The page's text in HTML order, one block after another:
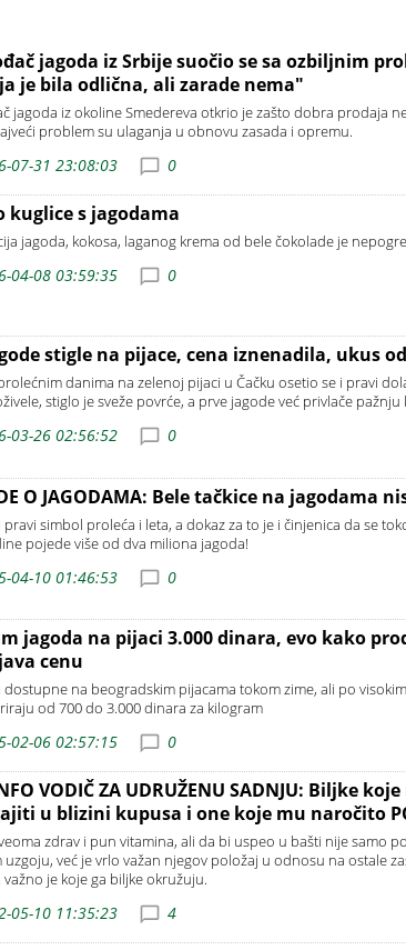
jagoda iz Srbije suočio se sa ozbiljnim
je bila odlična, ali zarade nema"
jagoda iz okoline Smedereva otkrio je zašto dobra prodaja
problem su ulaganja u obnovu zasada i opremu.
07-31 23:08:03 0
kuglice s jagodama
jagoda, kokosa, laganog krema od bele čokolade je
04-08 03:59:35 0
stigle na pijace, cena iznenadila, ukus
danima na zelenoj pijaci u Čačku osetio se i pravi
stiglo je sveže povrće, a prve jagode već privlače pažnju
03-26 02:56:52 0
O JAGODAMA: Bele tačkice na jagodama
pravi simbol proleća i leta, a dokaz za to je i činjenica da se
pojede više od dva miliona jagoda!
04-10 01:46:53 0
jagoda na pijaci 3.000 dinara, evo kako
cenu
dostupne na beogradskim pijacama tokom zime, ali po
od 700 do 3.000 dinara za kilogram
02-06 02:57:15 0
VODIČ ZA UDRUŽENU SADNJU: Biljke
u blizini kupusa i one koje mu naročito
zdrav i pun vitamina, ali da bi uspeo u bašti nije samo
uzgoju, već je vrlo važan njegov položaj u odnosu na ostale
je koje ga biljke okružuju.
05-10 11:35:23 4